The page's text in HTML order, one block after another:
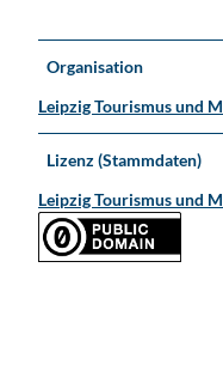
Organisation
Leipzig Tourismus und
Lizenz (Stammdaten)
Leipzig Tourismus und